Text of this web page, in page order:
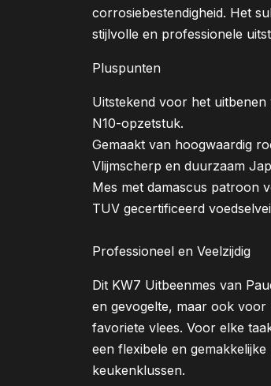
corrosiebestendigheid. Het
stijlvolle en professionele
Pluspunten
Uitstekend voor het uitbenen
N10-opzetstuk.
Gemaakt van hoogwaardig
Vlijmscherp en duurzaam
Mes met damascus patroon
TUV gecertificeerd
Professioneel en Veelzijdig
Dit KW7 Uitbeenmes van
en gevogelte, maar ook
favoriete vlees. Voor elke
een flexibele en
keukenklussen.